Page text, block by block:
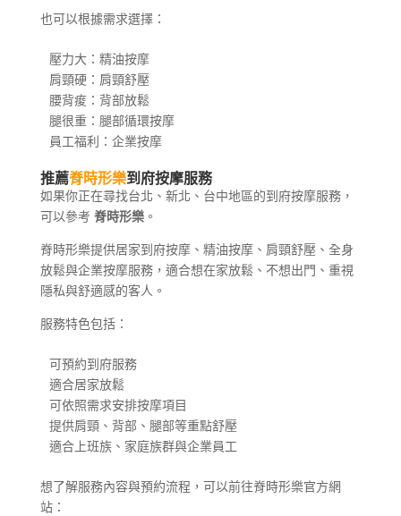
也可以根據需求選擇：
壓力大：精油按摩
肩頸硬：肩頸舒壓
腰背痠：背部放鬆
腿很重：腿部循環按摩
員工福利：企業按摩
推薦脊時形樂到府按摩服務
如果你正在尋找台北、新北、台中地區的到府按摩服務，
可以參考 脊時形樂。
脊時形樂提供居家到府按摩、精油按摩、肩頸舒壓、全身
放鬆與企業按摩服務，適合想在家放鬆、不想出門、重視
隱私與舒適感的客人。
服務特色包括：
可預約到府服務
適合居家放鬆
可依照需求安排按摩項目
提供肩頸、背部、腿部等重點舒壓
適合上班族、家庭族群與企業員工
想了解服務內容與預約流程，可以前往脊時形樂官方網
站：